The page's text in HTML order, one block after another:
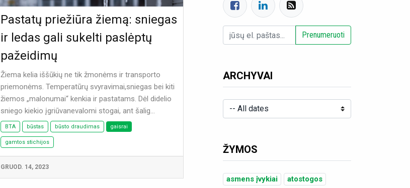
Pastatų priežiūra žiemą: sniegas
ir ledas gali sukelti paslėptų
pažeidimų
Žiema kelia iššūkių ne tik žmonėms ir transporto
priemonėms. Temperatūrų svyravimai,sniegas bei kiti
žiemos „malonumai“ kenkia ir pastatams. Dėl didelio
sniego kiekio įgriūvanevalomi stogai, ant šalig...
BTA būstas būsto draudimas gaisrai
gamtos stichijos
GRUOD. 14, 2023
Prenumeruoti
ARCHYVAI
ŽYMOS
asmens įvykiai atostogos